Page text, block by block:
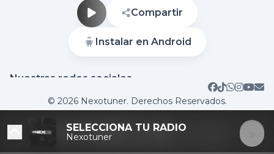
Compartir
Instalar en Android
Nuestras redes sociales
Contactar
DESTACADAS
© 2026 Nexotuner. Derechos Reservados.
SELECCIONA TU RADIO
Nexotuner